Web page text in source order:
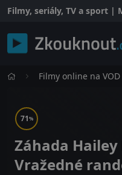
Filmy, seriály, TV a sport |
Filmy online na VOD
71%
Záhada Hailey
Vražedné